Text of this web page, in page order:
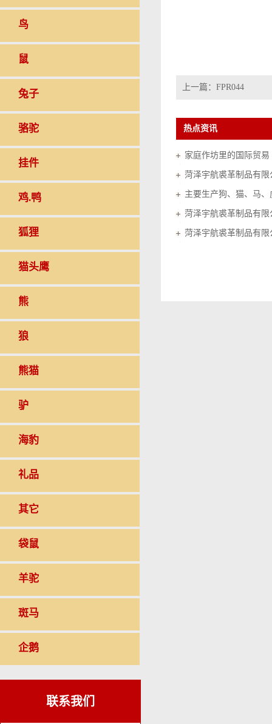
鸟
鼠
兔子
骆驼
挂件
鸡.鸭
狐狸
猫头鹰
熊
狼
熊猫
驴
海豹
礼品
其它
袋鼠
羊驼
斑马
企鹅
联系我们
上一篇： FPR044
热点资讯
家庭作坊里的国际贸易
菏泽宇航裘革制品有
菏泽宇航裘革制品有限
菏泽宇航裘革制品有限